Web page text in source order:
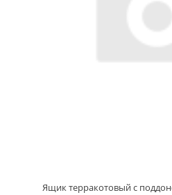
Ящик терракотовый с